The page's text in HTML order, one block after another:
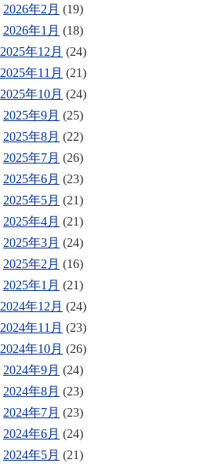
2026年2月 (19)
2026年1月 (18)
2025年12月 (24)
2025年11月 (21)
2025年10月 (24)
2025年9月 (25)
2025年8月 (22)
2025年7月 (26)
2025年6月 (23)
2025年5月 (21)
2025年4月 (21)
2025年3月 (24)
2025年2月 (16)
2025年1月 (21)
2024年12月 (24)
2024年11月 (23)
2024年10月 (26)
2024年9月 (24)
2024年8月 (23)
2024年7月 (23)
2024年6月 (24)
2024年5月 (21)